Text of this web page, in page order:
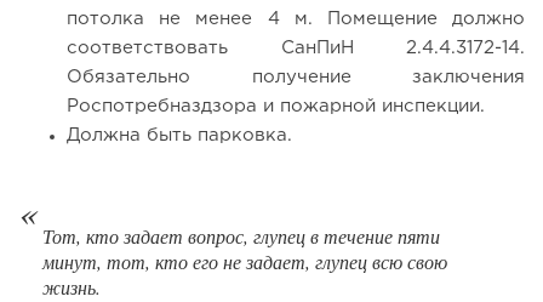
Отзыв SSL-сертификатов у банков: как это влияет на
потолка не менее 4 м. Помещение должно
соответствовать СанПиН 2.4.4.3172-14.
Обязательно получение заключения
Роспотребназдзора и пожарной инспекции.
Должна быть парковка.
Тот, кто задает вопрос, глупец в течение пяти
минут, тот, кто его не задает, глупец всю свою
жизнь.